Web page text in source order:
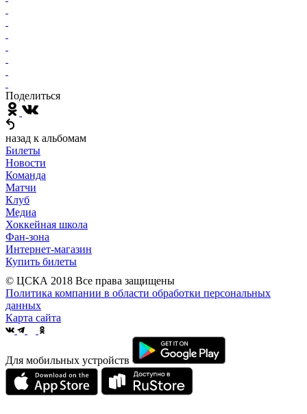
Поделиться
назад к альбомам
Билеты
Новости
Команда
Матчи
Клуб
Медиа
Хоккейная школа
Фан-зона
Интернет-магазин
Купить билеты
© ЦСКА 2018 Все права защищены
Политика компании в области обработки персональных
данных
Карта сайта
Для мобильных устройств